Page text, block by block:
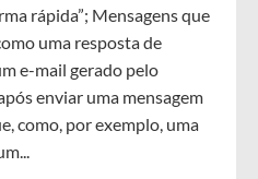
rápida”; Mensagens que
uma resposta de
e-mail gerado pelo
enviar uma mensagem
como, por exemplo, uma